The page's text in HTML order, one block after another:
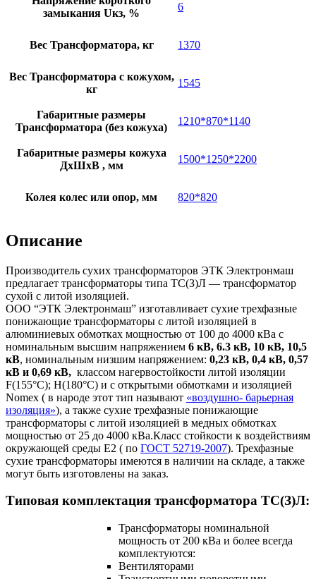
замыкания Uкз, %
6
Вес Трансформатора, кг 1370
Вес Трансформатора с кожухом,
кг
1545
Габаритные размеры
Трансформатора (без кожуха)
1210*870*1140
Габаритные размеры кожуха
ДхШхВ , мм
1500*1250*2200
Колея колес или опор, мм 820*820
Описание
Производитель сухих трансформаторов ЭТК Электронмаш
предлагает трансформаторы типа ТС(З)Л — трансформатор
сухой с литой изоляцией.
ООО “ЭТК Электронмаш” изготавливает сухие трехфазные
понижающие трансформаторы с литой изоляцией в
алюминиевых обмотках мощностью от 100 до 4000 кВа с
номинальным высшим напряжением 6 кВ, 6.3 кВ, 10 кВ, 10,5
кВ, номинальным низшим напряжением: 0,23 кВ, 0,4 кВ, 0,57
кВ и 0,69 кВ, классом нагервостойкости литой изоляции
F(155°C); H(180°C) и c открытыми обмотками и изоляцией
Nomex ( в народе этот тип называют «воздушно- барьерная
изоляция»), а также сухие трехфазные понижающие
трансформаторы с литой изоляцией в медных обмотках
мощностью от 25 до 4000 кВа.Класс стойкости к воздействиям
окружающей среды Е2 ( по ГОСТ 52719-2007). Трехфазные
сухие трансформаторы имеются в наличии на складе, а также
могут быть изготовлены на заказ.
Типовая комплектация трансформатора ТС(З)Л:
Трансформаторы номинальной
мощность от 200 кВа и более всегда
комплектуются:
Вентиляторами